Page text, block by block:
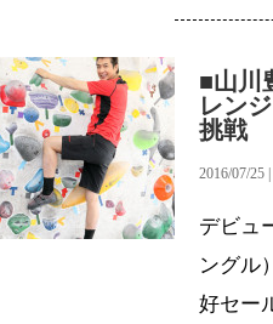
■山川
レン
挑戦
2016/07/25 |
デビュ
ングル
好セー